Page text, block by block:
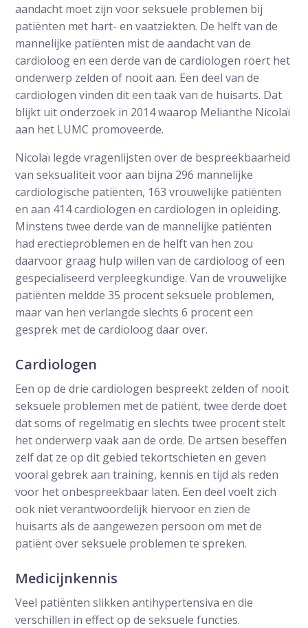
aandacht moet zijn voor seksuele problemen bij
patiënten met hart- en vaatziekten. De helft van de
mannelijke patiënten mist de aandacht van de
cardioloog en een derde van de cardiologen roert het
onderwerp zelden of nooit aan. Een deel van de
cardiologen vinden dit een taak van de huisarts. Dat
blijkt uit onderzoek in 2014 waarop Melianthe Nicolaï
aan het LUMC promoveerde.
Nicolaï legde vragenlijsten over de bespreekbaarheid
van seksualiteit voor aan bijna 296 mannelijke
cardiologische patiënten, 163 vrouwelijke patiënten
en aan 414 cardiologen en cardiologen in opleiding.
Minstens twee derde van de mannelijke patiënten
had erectieproblemen en de helft van hen zou
daarvoor graag hulp willen van de cardioloog of een
gespecialiseerd verpleegkundige. Van de vrouwelijke
patiënten meldde 35 procent seksuele problemen,
maar van hen verlangde slechts 6 procent een
gesprek met de cardioloog daar over.
Cardiologen
Een op de drie cardiologen bespreekt zelden of nooit
seksuele problemen met de patiënt, twee derde doet
dat soms of regelmatig en slechts twee procent stelt
het onderwerp vaak aan de orde. De artsen beseffen
zelf dat ze op dit gebied tekortschieten en geven
vooral gebrek aan training, kennis en tijd als reden
voor het onbespreekbaar laten. Een deel voelt zich
ook niet verantwoordelijk hiervoor en zien de
huisarts als de aangewezen persoon om met de
patiënt over seksuele problemen te spreken.
Medicijnkennis
Veel patiënten slikken antihypertensiva en die
verschillen in effect op de seksuele functies.